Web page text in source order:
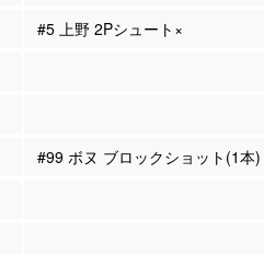
#5 上野 2Pシュート×
#99 ボヌ ブロックショット(1本)